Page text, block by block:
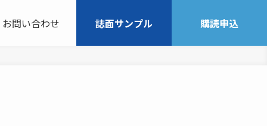
お問い合わせ 誌面サンプル 購読申込